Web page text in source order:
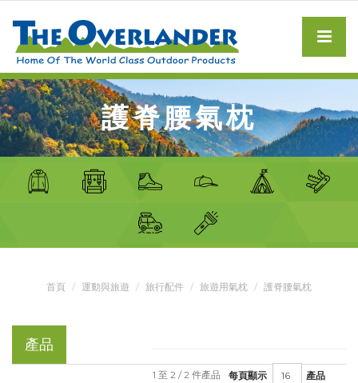
護脊腰氣枕
首頁 運動與旅遊 旅行配件 旅遊用氣枕 護脊腰氣枕
產品
每頁顯示 產品
1 至 2 / 2 件產品